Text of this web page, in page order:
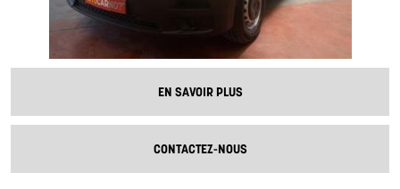
EN SAVOIR PLUS
CONTACTEZ-NOUS